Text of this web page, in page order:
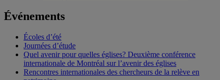
Événements
Écoles d’été
Journées d’étude
Quel avenir pour quelles églises? Deuxième conférence
internationale de Montréal sur l’avenir des églises
Rencontres internationales des chercheurs de la relève en